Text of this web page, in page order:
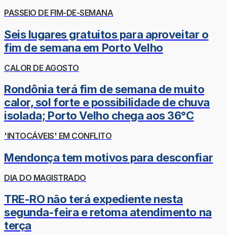
PASSEIO DE FIM-DE-SEMANA
Seis lugares gratuitos para aproveitar o
fim de semana em Porto Velho
CALOR DE AGOSTO
Rondônia terá fim de semana de muito
calor, sol forte e possibilidade de chuva
isolada; Porto Velho chega aos 36°C
'INTOCÁVEIS' EM CONFLITO
Mendonça tem motivos para desconfiar
DIA DO MAGISTRADO
TRE-RO não terá expediente nesta
segunda-feira e retoma atendimento na
terça